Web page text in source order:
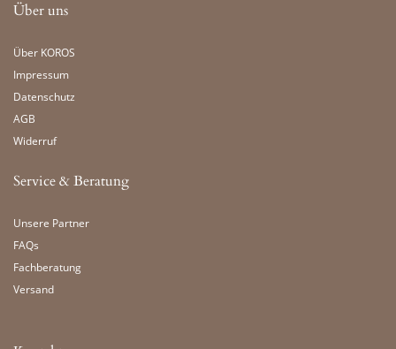
Über uns
Über KOROS
Impressum
Datenschutz
AGB
Widerruf
Service & Beratung
Unsere Partner
FAQs
Fachberatung
Versand